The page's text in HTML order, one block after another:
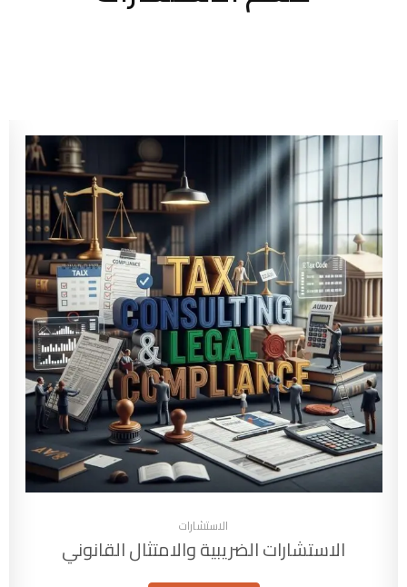
الاستشارات
الاستشارات الضريبية والامتثال القانوني